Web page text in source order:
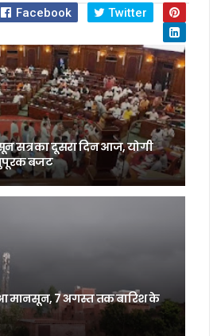
Facebook Twitter
सत्र का दूसरा दिन आज, योगी
बजट
मानसून, 7 अगस्त तक बारिश के